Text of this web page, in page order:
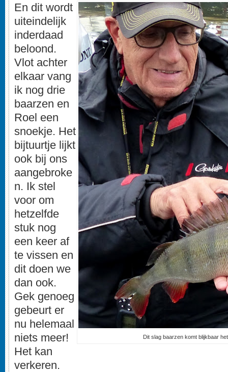
Dit slag baarzen komt blijkbaar
En dit wordt
uiteindelijk
inderdaad
beloond.
Vlot achter
elkaar vang
ik nog drie
baarzen en
Roel een
snoekje. Het
bijtuurtje lijkt
ook bij ons
aangebroke
n. Ik stel
voor om
hetzelfde
stuk nog
een keer af
te vissen en
dit doen we
dan ook.
Gek genoeg
gebeurt er
nu helemaal
niets meer!
Het kan
verkeren.